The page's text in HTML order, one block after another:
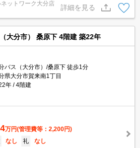
ットワーク大分店
詳細を見る
大分市） 桑原下 4階建 築22年
バス（大分市）/桑原下 徒歩1分
県大分市賀来南1丁目
年
4階建
万円(管理費等：2,200円)
なし 礼
なし